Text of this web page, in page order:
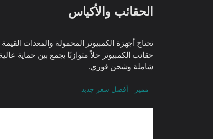
الحقائب والأكياس
حقائب الكمبيوتر حلاً متوازنًا يجمع بين حماية
شاملة وشحن فوري.
مميز أفضل سعر جديد